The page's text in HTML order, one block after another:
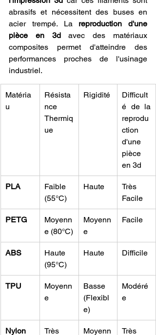
abrasifs et nécessitent des buses en
acier trempé. La reproduction d'une
pièce en 3d avec des matériaux
composites permet d'atteindre des
performances proches de l'usinage
industriel.
Matéria
u
Résista
nce
Thermiq
ue
Rigidité
Difficult
é de la
reprodu
ction
d'une
pièce
en 3d
PLA
Faible
(55°C)
Haute
Très
Facile
PETG
Moyenn
e (80°C)
Moyenn
e
Facile
ABS
Haute
(95°C)
Haute Difficile
TPU
Moyenn
e
Basse
(Flexibl
e)
Modéré
e
Nylon
Très
Moyenn
Très